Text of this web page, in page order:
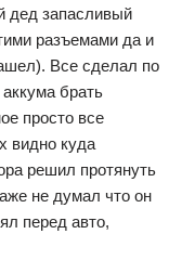
дед запасливый
разъемами да и
Все сделал по
брать
просто все
видно куда
решил протянуть
не думал что он
перед авто,